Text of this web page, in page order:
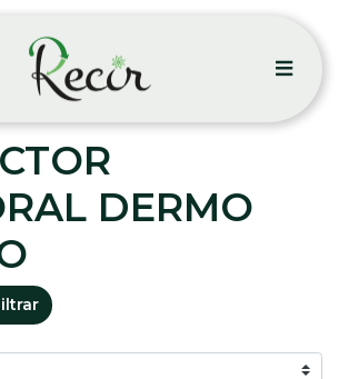
DERMO